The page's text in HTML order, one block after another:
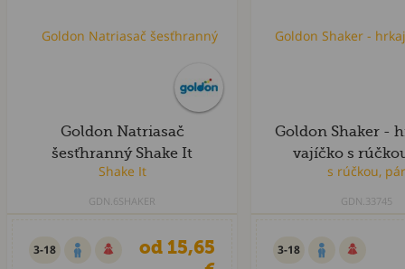
Goldon Natriasač
šesťhranný Shake It
GDN.6SHAKER
3-18
od 15,65
Goldon Shaker -
vajíčko s
GDN.33745
3-18